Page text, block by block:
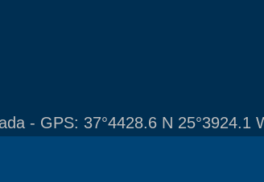
- GPS: 37°4428.6 N 25°3924.1